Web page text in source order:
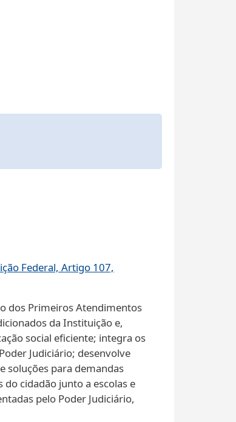
Federal, Artigo 107,
dos Primeiros Atendimentos
da Instituição e,
social eficiente; integra os
Judiciário; desenvolve
soluções para demandas
cidadão junto a escolas e
pelo Poder Judiciário,